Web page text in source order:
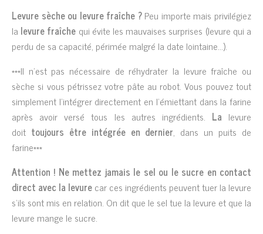
Levure sèche ou levure fraîche ?Peu importe mais privilégiez
la levure fraîche qui évite les mauvaises surprises (levure qui a
perdu de sa capacité, périmée malgré la date lointaine…).
***Il n’est pas nécessaire de réhydrater la levure fraîche ou
sèche si vous pétrissez votre pâte au robot. Vous pouvez tout
simplement l’intégrer directement en l’émiettant dans la farine
après avoir versé tous les autres ingrédients. La levure
doit toujours être intégrée en dernier, dans un puits de
farine***
Attention ! Ne mettez jamais le sel ou le sucre en contact
direct avec la levurecar ces ingrédients peuvent tuer la levure
s’ils sont mis en relation. On dit que le sel tue la levure et que la
levure mange le sucre.